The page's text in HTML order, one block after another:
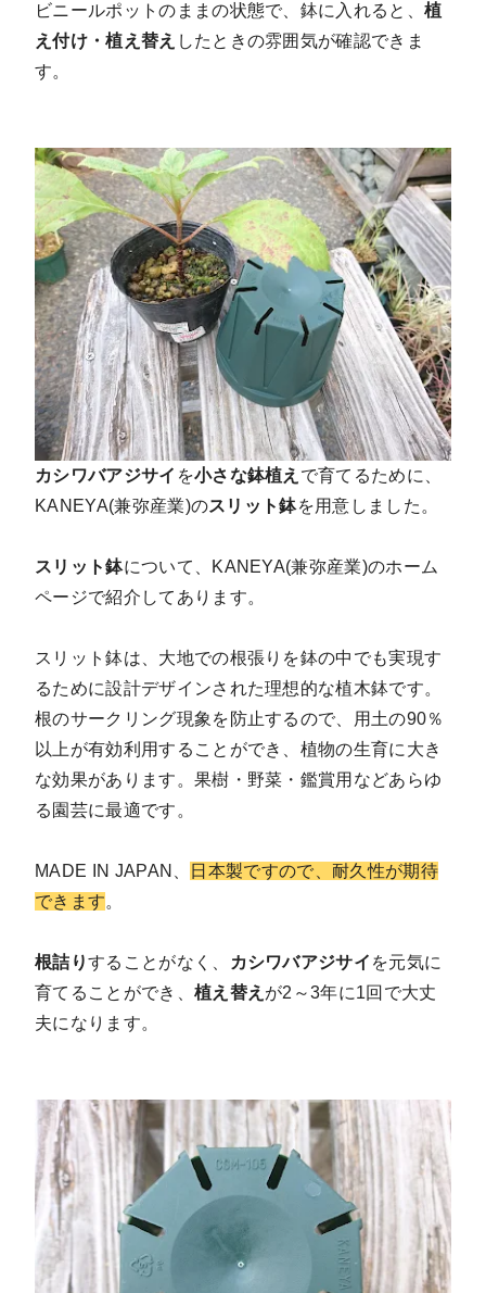
ビニールポットのままの状態で、鉢に入れると、植
え付け・植え替え したときの雰囲気が確認できま
す。
カシワバアジサイ を小さな鉢植え で育てるために、
KANEYA(兼弥産業)のスリット鉢を用意しました。
スリット鉢について、KANEYA(兼弥産業)のホーム
ページで紹介してあります。
スリット鉢は、大地での根張りを鉢の中でも実現す
るために設計デザインされた理想的な植木鉢です。
根のサークリング現象を防止するので、用土の90％
以上が有効利用することができ、植物の生育に大き
な効果があります。果樹・野菜・鑑賞用などあらゆ
る園芸に最適です。
MADE IN JAPAN、
日本製ですので、耐久性が期待
できます。
根詰りすることがなく、 カシワバアジサイ を元気に
育てることができ、 植え替え が2～3年に1回で大丈
夫になります。